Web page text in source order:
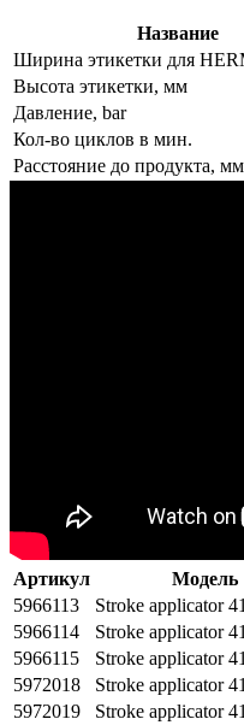
Название
Ширина этикетки для
Высота этикетки, мм
Давление, bar
Кол-во циклов в мин.
Расстояние до продукта, мм
Артикул
Модель
5966113
Stroke applicator
5966114
Stroke applicator
5966115
Stroke applicator
5972018
Stroke applicator
5972019
Stroke applicator